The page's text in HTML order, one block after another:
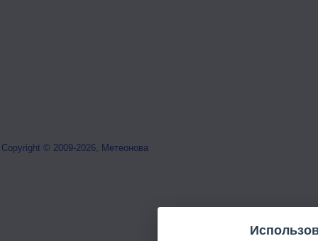
Copyright © 2009-2026, Метеонова